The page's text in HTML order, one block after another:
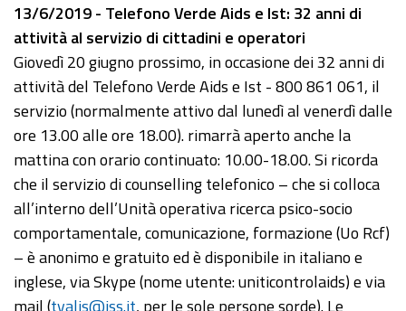
13/6/2019 - Telefono Verde Aids e Ist: 32 anni di
attività al servizio di cittadini e operatori
Giovedì 20 giugno prossimo, in occasione dei 32 anni di
attività del Telefono Verde Aids e Ist - 800 861 061, il
servizio (normalmente attivo dal lunedì al venerdì dalle
ore 13.00 alle ore 18.00). rimarrà aperto anche la
mattina con orario continuato: 10.00-18.00. Si ricorda
che il servizio di counselling telefonico – che si colloca
all’interno dell’Unità operativa ricerca psico-socio
comportamentale, comunicazione, formazione (Uo Rcf)
– è anonimo e gratuito ed è disponibile in italiano e
inglese, via Skype (nome utente: uniticontrolaids) e via